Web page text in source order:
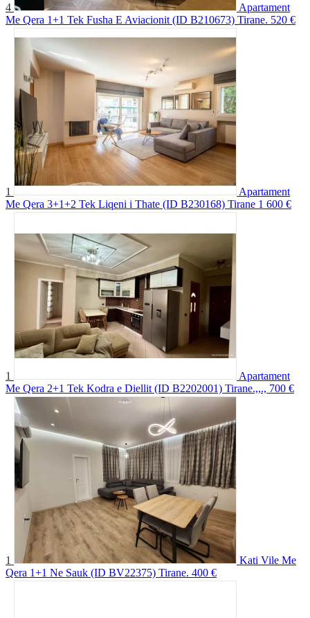
4
Apartament
Me Qera 1+1 Tek Fusha E Aviacionit (ID B210673) Tirane. 520 €
1
Apartament
Me Qera 3+1+2 Tek Liqeni i Thate (ID B230168) Tirane 1 600 €
1
Apartament
Me Qera 2+1 Tek Kodra e Diellit (ID B2202001) Tirane.,,., 700 €
1
Kati Vile Me
Qera 1+1 Ne Sauk (ID BV22375) Tirane. 400 €